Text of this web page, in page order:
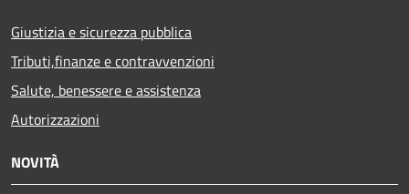
Giustizia e sicurezza pubblica
Tributi,finanze e contravvenzioni
Salute, benessere e assistenza
Autorizzazioni
NOVITÀ